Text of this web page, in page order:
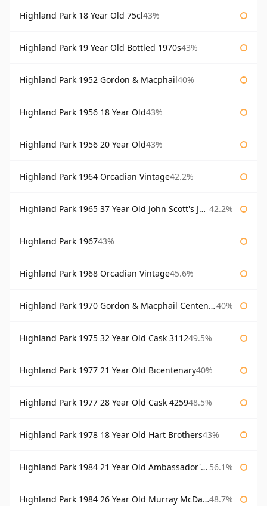
Highland Park 18 Year Old 75cl43%
Highland Park 19 Year Old Bottled 1970s43%
Highland Park 1952 Gordon & Macphail40%
Highland Park 1956 18 Year Old43%
Highland Park 1956 20 Year Old43%
Highland Park 1964 Orcadian Vintage42.2%
Highland Park 1965 37 Year Old John Scott's John Scott's 42.2%
Highland Park 196743%
Highland Park 1968 Orcadian Vintage45.6%
Highland Park 1970 Gordon & Macphail Centenary Reserve 40%
Highland Park 1975 32 Year Old Cask 311249.5%
Highland Park 1977 21 Year Old Bicentenary40%
Highland Park 1977 28 Year Old Cask 425948.5%
Highland Park 1978 18 Year Old Hart Brothers43%
Highland Park 1984 21 Year Old Ambassador's Cask 56.1%
Highland Park 1984 26 Year Old Murray McDavid 48.7%